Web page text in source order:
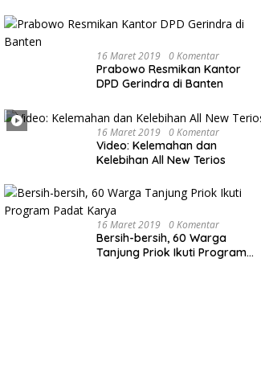
16 Maret 2019 0 Komentar
Prabowo Resmikan Kantor
DPD Gerindra di Banten
16 Maret 2019 0 Komentar
Video: Kelemahan dan
Kelebihan All New Terios
16 Maret 2019 0 Komentar
Bersih-bersih, 60 Warga
Tanjung Priok Ikuti Program